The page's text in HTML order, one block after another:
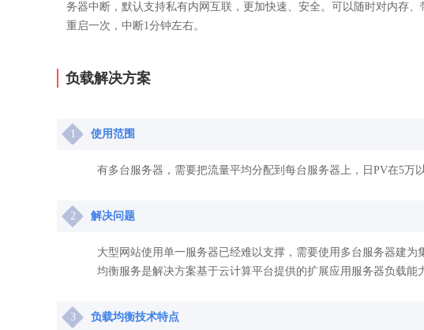
务器中断，默认支持私有内网互联，更加快速、安全。可以随时对内存
重启一次，中断1分钟左右。
负载解决方案
1 使用范围
有多台服务器，需要把流量平均分配到每台服务器上，日PV在5万
2 解决问题
大型网站使用单一服务器已经难以支撑，需要使用多台服务器建
均衡服务是解决方案基于云计算平台提供的扩展应用服务器负载
3 负载均衡技术特点